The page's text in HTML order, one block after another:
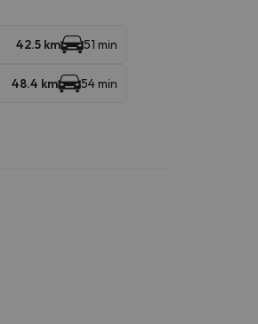
42.5 km 51 min
48.4 km 54 min